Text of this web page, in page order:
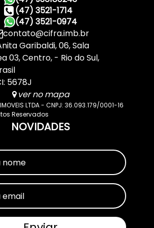
(47) 3521-1714
(47) 3521-0974
contato@cifra.imb.br
Garibaldi,06,Sala
03,Centro, Rio do Sul,
5678J
ver no mapa
LTDA - CNPJ: 36.093.179/0001-16
Reservados
NOVIDADES